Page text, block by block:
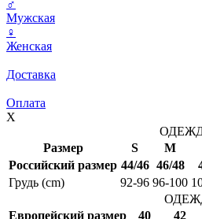
♂
Мужская
♀
Женская
Доставка
Оплата
X
Размер
S M
Российский размер 44/46 46/48
Грудь (cm)
92-96 96-100
Европейский размер
40 42